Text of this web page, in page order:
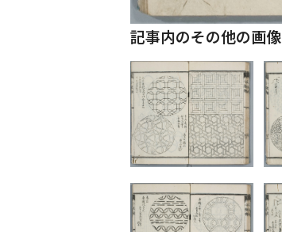
記事内のその他の画像